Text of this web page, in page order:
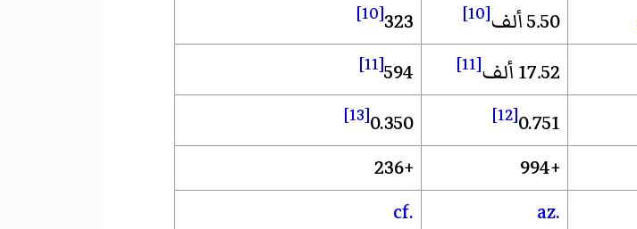
5.50 ألف [10]
323
[10]
17.52 ألف [11]
594
[11]
0.751
[12]
0.350
[13]
+994
+236
.az
.cf